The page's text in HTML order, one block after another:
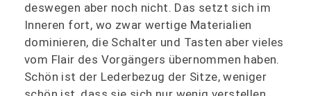
deswegen aber noch nicht. Das setzt sich im
Inneren fort, wo zwar wertige Materialien
dominieren, die Schalter und Tasten aber vieles
vom Flair des Vorgängers übernommen haben.
Schön ist der Lederbezug der Sitze, weniger